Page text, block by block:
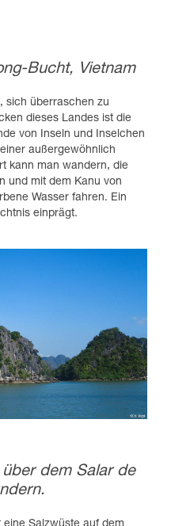
Bucht, Vietnam
sich überraschen zu
dieses Landes ist die
von Inseln und Inselchen
außergewöhnlich
kann man wandern, die
und mit dem Kanu von
Wasser fahren. Ein
einprägt.
dem Salar de